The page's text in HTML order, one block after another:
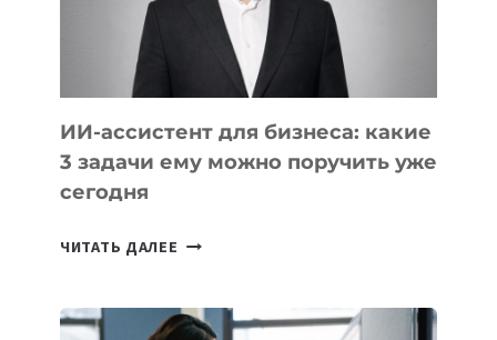
ИИ-ассистент для бизнеса: какие
3 задачи ему можно поручить уже
сегодня
ЧИТАТЬ ДАЛЕЕ ИИ-
БИЗНЕСА: